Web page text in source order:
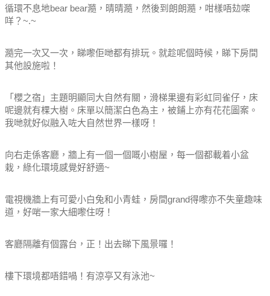
循環不息地bear bear瀡，晴晴瀡，然後到朗朗瀡，咁樣唔攰㗎
咩？~.~
瀡完一次又一次，睇嚟佢哋都有排玩。就趁呢個時候，睇下房間
其他設施啦！
「櫻之宿」主題明顯同大自然有關，滑梯果邊有彩虹同雀仔，床
呢邊就有棵大樹。床單以簡潔白色為主，被鋪上亦有花花圖案。
我哋就好似融入咗大自然世界一樣呀！
向右走係客廳，牆上有一個一個嘅小樹屋，每一個都載着小盆
栽，綠化環境感覺好舒適~
電視機牆上有可愛小白兔和小青蛙，房間grand得嚟亦不失童趣味
道，好啱一家大細嚟住呀！
客廳隔離有個露台，正！出去睇下風景囉！
樓下環境都唔錯喎！有涼亭又有泳池~